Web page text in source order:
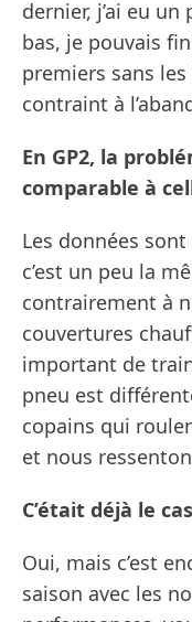
dernier, j’ai eu
bas, je pouvais
premiers sans
contraint à
En GP2, la
comparable à
Les données
c’est un peu la
contrairement à
couvertures
important de
pneu est
copains qui
et nous
C’était déjà le
Oui, mais c’est
saison avec les